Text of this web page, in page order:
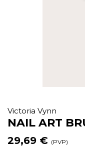
Victoria Vynn
NAIL ART
29,69 € (PVP)